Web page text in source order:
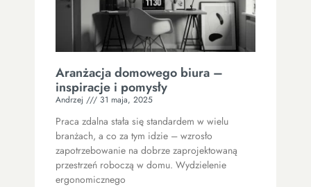
Aranżacja domowego biura –
inspiracje i pomysły
Andrzej 31 maja, 2025
Praca zdalna stała się standardem w wielu
branżach, a co za tym idzie – wzrosło
zapotrzebowanie na dobrze zaprojektowaną
przestrzeń roboczą w domu. Wydzielenie
ergonomicznego